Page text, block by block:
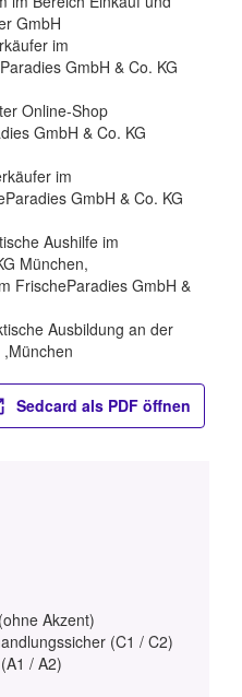
GmbH
im
GmbH & Co. KG
Online-Shop
GmbH & Co. KG
im
GmbH & Co. KG
Aushilfe im
München,
FrischeParadies GmbH &
Ausbildung an der
Sedcard als PDF öffnen
Akzent)
(C1 / C2)
/ A2)